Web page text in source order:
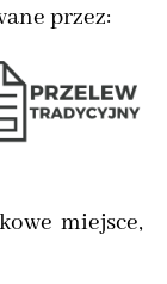
przez:
miejsce,